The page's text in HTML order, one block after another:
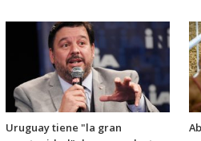
Uruguay tiene "la gran